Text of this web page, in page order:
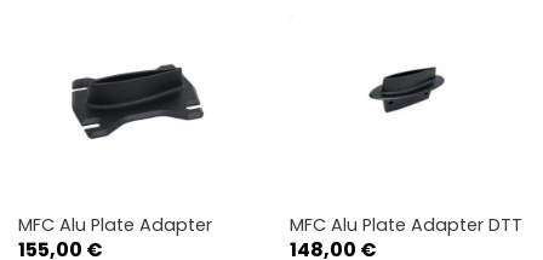
MFC Alu Plate Adapter
Prix
155,00 €
MFC Alu Plate Adapter DTT
Prix
148,00 €